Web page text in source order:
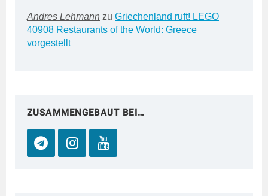
Andres Lehmann zu Griechenland ruft! LEGO
40908 Restaurants of the World: Greece
vorgestellt
ZUSAMMENGEBAUT BEI…